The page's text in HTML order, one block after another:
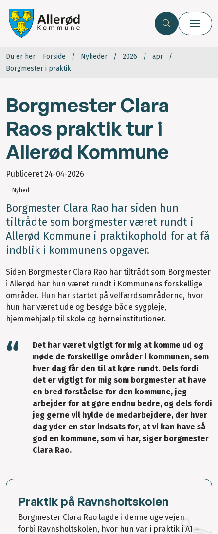
Du er her: Forside Nyheder 2026
apr
Borgmester i praktik
Borgmester Clara
Raos praktik tur i
Allerød Kommune
Publiceret 24-04-2026
Nyhed
Borgmester Clara Rao har siden hun
tiltrådte som borgmester været rundt i
Allerød Kommune i praktikophold for at få
indblik i kommunens opgaver.
Siden Borgmester Clara Rao har tiltrådt som Borgmester
i Allerød har hun været rundt i Kommunens forskellige
områder. Hun har startet på velfærdsområderne, hvor
hun har været ude og besøge både sygpleje,
hjemmehjælp til skole og børneinstitutioner.
Det har været vigtigt for mig at komme ud og
møde de forskellige områder i kommunen, som
hver dag får den til at køre rundt. Dels fordi
det er vigtigt for mig som borgmester at have
en bred forståelse for den kommune, jeg
arbejder for at gøre endnu bedre, og dels fordi
jeg gerne vil hylde de medarbejdere, der hver
dag yder en stor indsats for, at vi kan have så
god en kommune, som vi har, siger borgmester
Clara Rao.
Praktik på Ravnsholtskolen
Borgmester Clara Rao lagde i denne uge vejen
forbi Ravnsholtskolen, hvor hun var i praktik i A1 –